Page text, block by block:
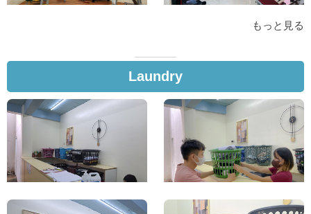
もっと見る
Laundry